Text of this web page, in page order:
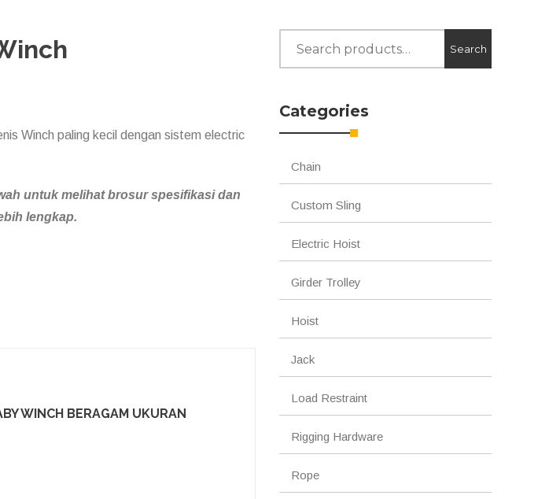
Winch paling kecil dengan sistem electric
untuk melihat brosur spesifikasi dan
lengkap.
WINCH BERAGAM UKURAN
for:
Search
Categories
Chain
Custom Sling
Electric Hoist
Girder Trolley
Hoist
Jack
Load Restraint
Rigging Hardware
Rope